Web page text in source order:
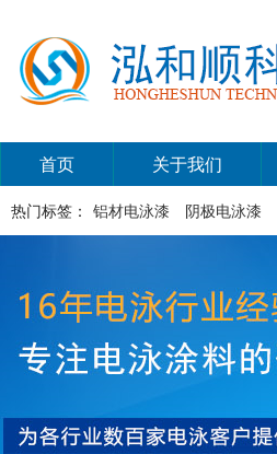
首页 关于我们
热门标签： 铝材电泳漆 阴极电泳漆